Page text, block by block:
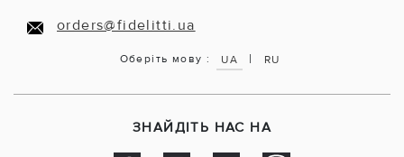
orders@fidelitti.ua
Оберіть мову : UA | RU
ЗНАЙДІТЬ НАС НА